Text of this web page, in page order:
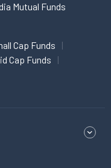
Mutual Funds
Cap Funds
Cap Funds